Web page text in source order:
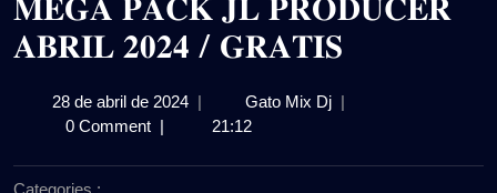
𝐀𝐁𝐑𝐈𝐋 𝟐𝟎𝟐𝟒 / 𝐆𝐑𝐀𝐓𝐈𝐒
28 de abril de 202428| Gato Mix Dj𝐌𝐄𝐆𝐀
|
0 Comment | 21:12
Categories :